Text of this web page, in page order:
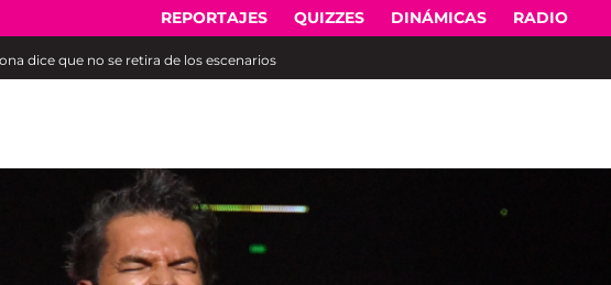
dropdown
REPORTAJES QUIZZES DINÁMICAS RADIO
dice que no se retira de los escenarios